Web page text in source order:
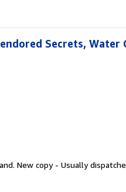
Secrets, Water
New copy - Usually